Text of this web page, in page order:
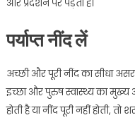
और प्रदर्शन पर पड़ता है।
पर्याप्त नींद लें
अच्छी और पूरी नींद का सीधा असर
इच्छा और पुरुष स्वास्थ्य का मुख्य
होती है या नींद पूरी नहीं होती,